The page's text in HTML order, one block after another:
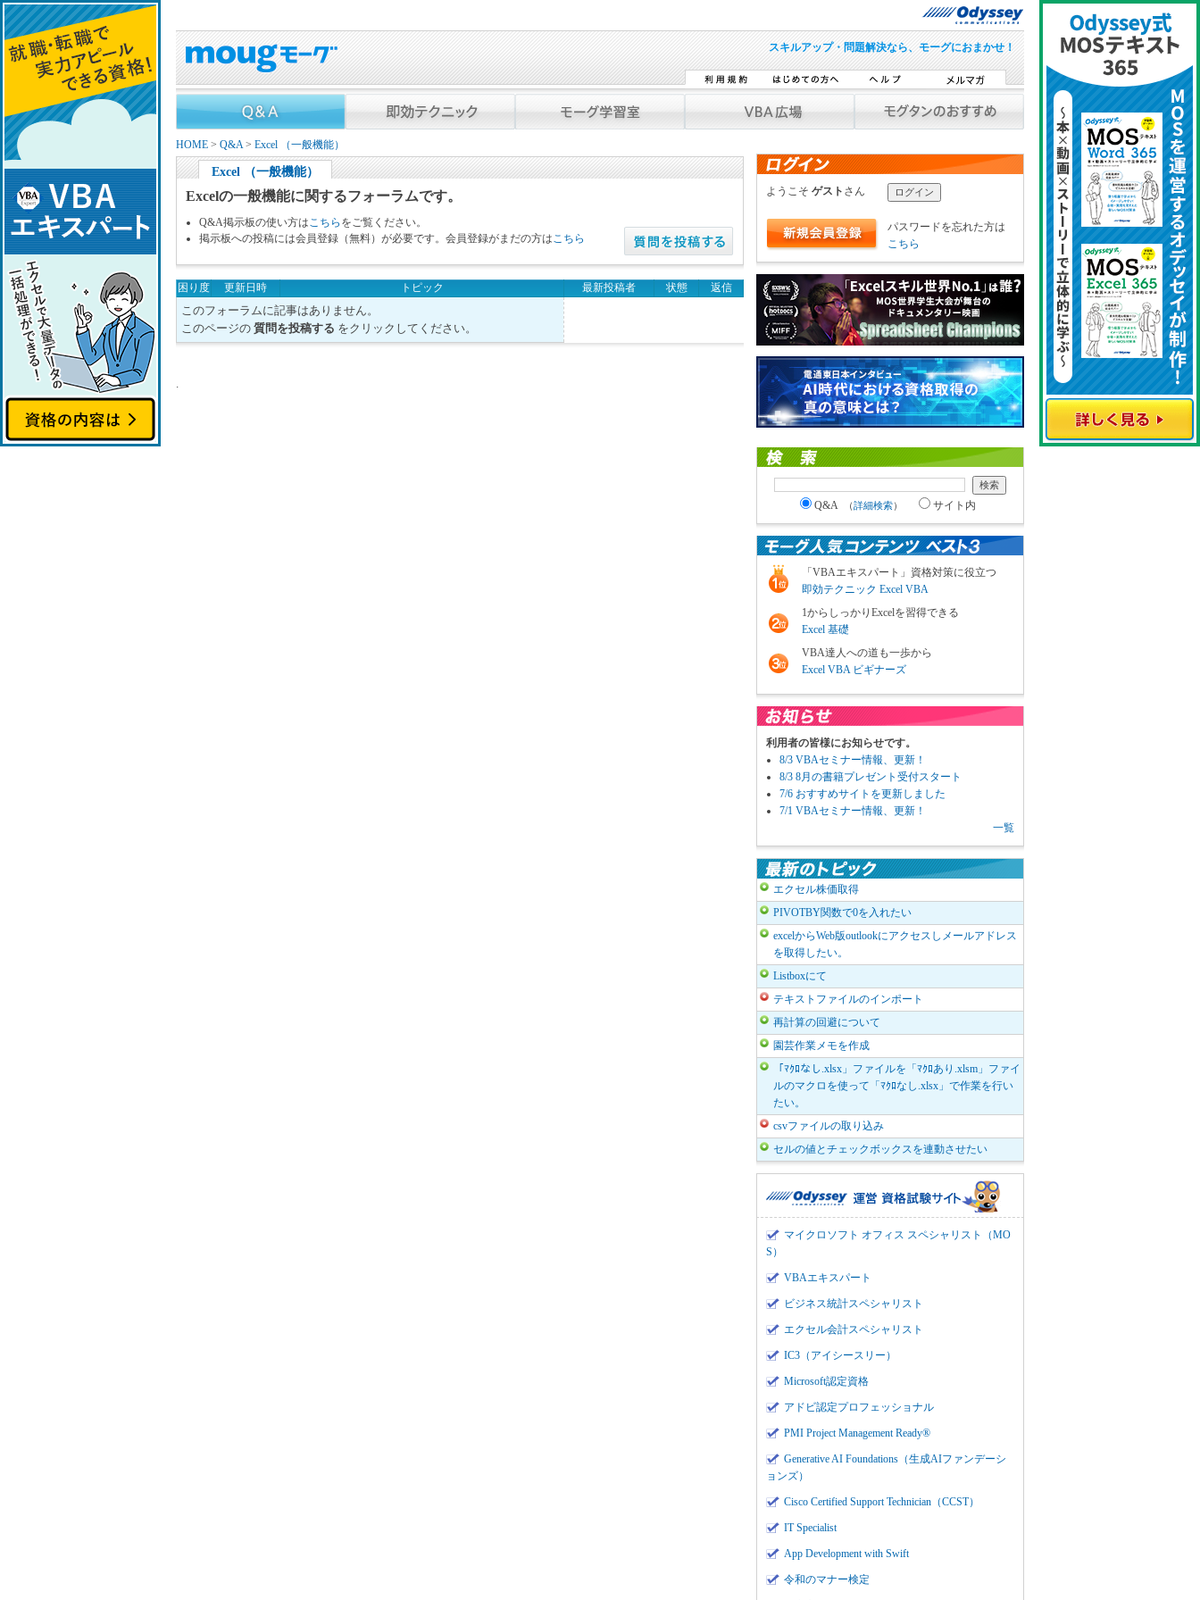
スキルアップ・問題解決なら、モーグにおまかせ！
HOME > Q&A> Excel （一般機能）
Excel （一般機能）
Excelの一般機能に関するフォーラムです。
Q&A掲示板の使い方は こちら をご覧ください。
掲示板への投稿には会員登録（無料）が必要です。会員登録がまだの方は こちら
困り度 更新日時 トピック 最新投稿者 状態 返信
このフォーラムに記事はありません。
このページの 質問を投稿する をクリックしてください。
ようこそ ゲスト さん
パスワードを忘れた方は
こちら
Q&A （詳細検索） サイト内
「VBAエキスパート」資格対策に役立つ
即効テクニック Excel VBA
1からしっかりExcelを習得できる
Excel 基礎
VBA達人への道も一歩から
Excel VBA ビギナーズ
利用者の皆様にお知らせです。
8/3 VBAセミナー情報、更新！
8/3 8月の書籍プレゼント受付スタート
7/6 おすすめサイトを更新しました
7/1 VBAセミナー情報、更新！
一覧
エクセル株価取得
PIVOTBY関数で0を入れたい
excelからWeb版outlookにアクセスしメールアドレス
を取得したい。
Listboxにて
テキストファイルのインポート
再計算の回避について
園芸作業メモを作成
「ﾏｸﾛなし.xlsx」ファイルを「ﾏｸﾛあり.xlsm」ファイ
ルのマクロを使って「ﾏｸﾛなし.xlsx」で作業を行い
たい。
csvファイルの取り込み
セルの値とチェックボックスを連動させたい
マイクロソフト オフィス スペシャリスト（MO
S）
VBAエキスパート
ビジネス統計スペシャリスト
エクセル会計スペシャリスト
IC3（アイシースリー）
Microsoft認定資格
アドビ認定プロフェッショナル
PMI Project Management Ready®
Generative AI Foundations（生成AIファンデーシ
ョンズ）
Cisco Certified Support Technician（CCST）
IT Specialist
App Development with Swift
令和のマナー検定